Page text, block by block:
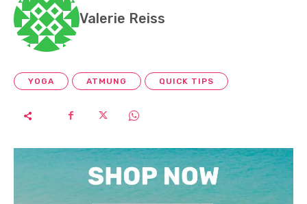
Valerie Reiss
YOGA ATMUNG QUICK TIPS